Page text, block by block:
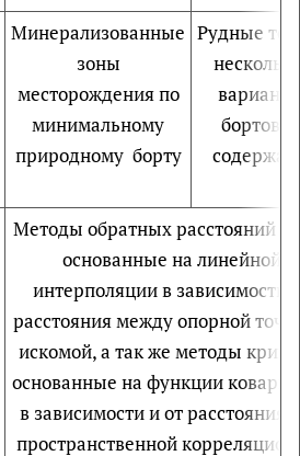
Минерализованные
зоны
месторождения по
минимальному
природному борту
Рудные
Методы обратных расстояний
основанные на линейной
интерполяции в зависимости
расстояния между опорной
искомой, а так же методы
основанные на функции
в зависимости и от расстояния
пространственной